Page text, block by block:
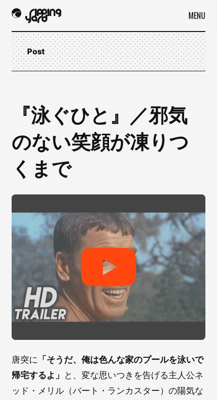
MENU
Post
『泳ぐひと』／邪気
のない笑顔が凍りつ
くまで
唐突に 「そうだ、俺は色んな家のプールを泳いで
帰宅するよ」
と、変な思いつきを告げる主人公ネ
ッド・メリル（バート・ランカスター）の陽気な